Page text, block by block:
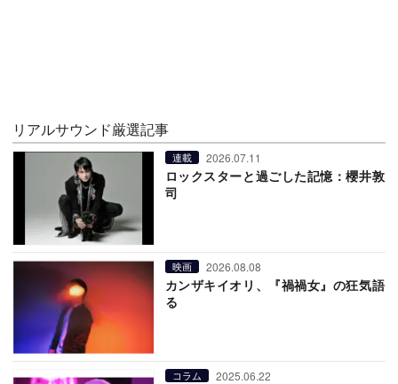
リアルサウンド厳選記事
連載 2026.07.11
ロックスターと過ごした記憶：櫻井敦
司
映画 2026.08.08
カンザキイオリ、『禍禍女』の狂気語
る
コラム 2025.06.22